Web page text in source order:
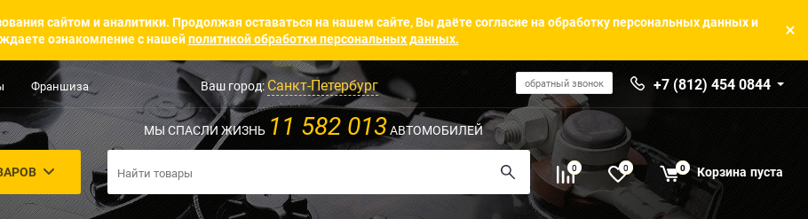
сайтом и аналитики. Продолжая оставаться на нашем сайте, Вы даёте согласие на обработку персональных данных и
ознакомление с нашейполитикой обработки персональных данных.
Франшиза Ваш город:Санкт-Петербург обратный звонок +7 (812) 454 0844
МЫ СПАСЛИ ЖИЗНЬ 11 582 013АВТОМОБИЛЕЙ
0 0 0 Корзина пуста